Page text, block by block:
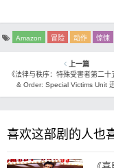
Amazon 冒险 动作 惊悚
上一篇
《法律与秩序：特殊受害者第二
& Order: Special Victims Unit
喜欢这部剧的人也喜